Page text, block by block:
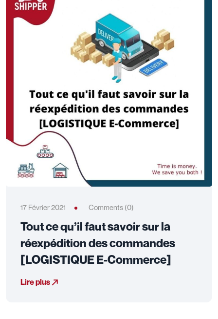
17 Février 2021 Comments (0)
Tout ce qu’il faut savoir sur la
réexpédition des commandes
[LOGISTIQUE E-Commerce]
Lire plus